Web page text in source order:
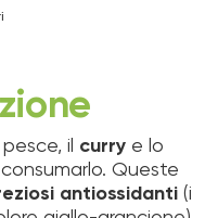
il curry e lo
Queste
antiossidanti(i